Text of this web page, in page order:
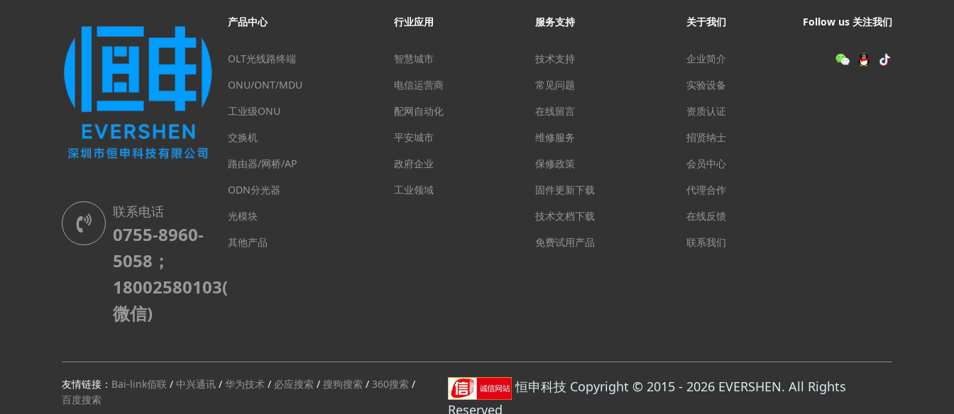
联系电话
0755-8960-
5058；
18002580103(
微信)
产品中心
OLT光线路终端
ONU/ONT/MDU
工业级ONU
交换机
路由器/网桥/AP
ODN分光器
光模块
其他产品
行业应用
智慧城市
电信运营商
配网自动化
平安城市
政府企业
工业领域
服务支持
技术支持
常见问题
在线留言
维修服务
保修政策
固件更新下载
技术文档下载
免费试用产品
关于我们
企业简介
实验设备
资质认证
招贤纳士
会员中心
代理合作
在线反馈
联系我们
Follow us 关注我们
友情链接： Bai-link佰联 / 中兴通讯 / 华为技术 / 必应搜索 / 搜狗搜索 / 360搜索 /
百度搜索
恒申科技 Copyright © 2015 - 2026 EVERSHEN. All Rights
Reserved